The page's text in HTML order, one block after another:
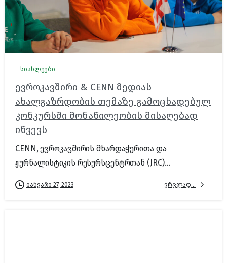
სიახლეები
ევროკავშირი & CENN მედიას
ახალგაზრდობის თემაზე გამოცხადებულ
კონკურსში მონაწილეობის მისაღებად
იწვევს
CENN, ევროკავშირის მხარდაჭერითა და
ჟურნალისტიკის რესურსცენტრთან (JRC)...
იანვარი 27, 2023 ვრცლად...